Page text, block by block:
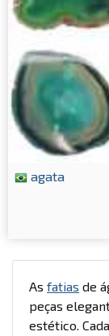
agata
As fatias de
peças
estético.